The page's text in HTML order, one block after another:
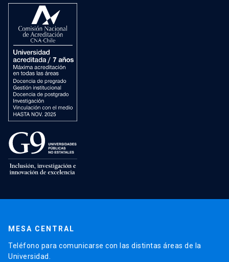
MESA CENTRAL
Teléfono para comunicarse con las distintas áreas de la
Universidad.